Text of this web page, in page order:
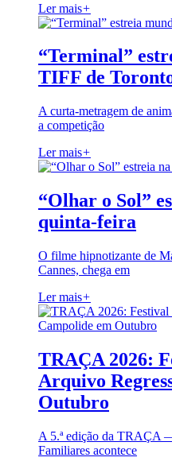
Ler mais+
“Terminal”
TIFF de
A curta-metragem de
a competição
Ler mais+
“Olhar o Sol”
quinta-feira
O filme hipnotizante de
Cannes, chega em
Ler mais+
TRAÇA 2026:
Arquivo
Outubro
A 5.ª edição da TRAÇA
Familiares acontece